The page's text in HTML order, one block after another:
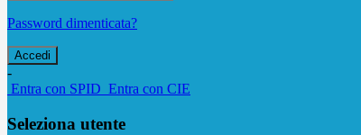
Password dimenticata?
-
Entra con SPID Entra con CIE
Seleziona utente